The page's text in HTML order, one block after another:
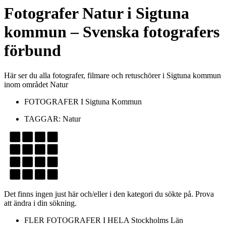
FotograferNaturi Sigtuna
kommun– Svenska fotografers
förbund
Här ser du alla fotografer, filmare och retuschörer i Sigtuna kommun
inom området Natur
FOTOGRAFER I Sigtuna Kommun
TAGGAR: Natur
Det finns ingen just här och/eller i den kategori du sökte på. Prova
att ändra i din sökning.
FLER FOTOGRAFER I HELA Stockholms Län